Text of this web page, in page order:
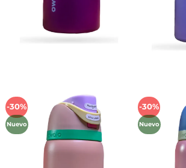
-30%
Nuevo
Añadir
lista de
deseos
-30%
Nuevo